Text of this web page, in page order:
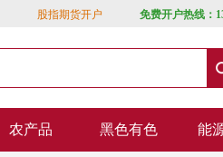
股指期货开户 免费开户热线：
农产品 黑色有色 能